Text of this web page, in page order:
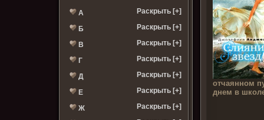
А Раскрыть [+]
Б Раскрыть [+]
В Раскрыть [+]
Г Раскрыть [+]
Д Раскрыть [+]
Е Раскрыть [+]
Ж Раскрыть [+]
отчаянном
днем в